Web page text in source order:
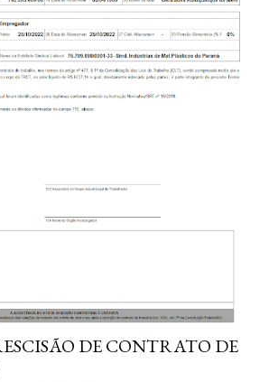
DE CONTRATO DE